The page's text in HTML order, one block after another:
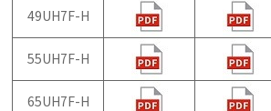
49UH7F-H
55UH7F-H
65UH7F-H